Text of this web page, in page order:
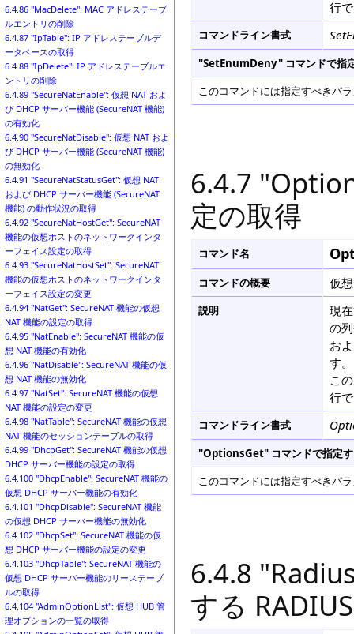
6.4.86 "MacDelete": MAC アドレステーブ
ルエントリの削除
6.4.87 "IpTable": IP アドレステーブルデ
ータベースの取得
6.4.88 "IpDelete": IP アドレステーブルエ
ントリの削除
6.4.89 "SecureNatEnable": 仮想 NAT およ
び DHCP サーバー機能 (SecureNAT 機能)
の有効化
6.4.90 "SecureNatDisable": 仮想 NAT およ
び DHCP サーバー機能 (SecureNAT 機能)
の無効化
6.4.91 "SecureNatStatusGet": 仮想 NAT
および DHCP サーバー機能 (SecureNAT
機能) の動作状況の取得
6.4.92 "SecureNatHostGet": SecureNAT
機能の仮想ホストのネットワークインタ
ーフェイス設定の取得
6.4.93 "SecureNatHostSet": SecureNAT
機能の仮想ホストのネットワークインタ
ーフェイス設定の変更
6.4.94 "NatGet": SecureNAT 機能の仮想
NAT 機能の設定の取得
6.4.95 "NatEnable": SecureNAT 機能の仮
想 NAT 機能の有効化
6.4.96 "NatDisable": SecureNAT 機能の仮
想 NAT 機能の無効化
6.4.97 "NatSet": SecureNAT 機能の仮想
NAT 機能の設定の変更
6.4.98 "NatTable": SecureNAT 機能の仮想
NAT 機能のセッションテーブルの取得
6.4.99 "DhcpGet": SecureNAT 機能の仮想
DHCP サーバー機能の設定の取得
6.4.100 "DhcpEnable": SecureNAT 機能の
仮想 DHCP サーバー機能の有効化
6.4.101 "DhcpDisable": SecureNAT 機能
の仮想 DHCP サーバー機能の無効化
6.4.102 "DhcpSet": SecureNAT 機能の仮
想 DHCP サーバー機能の設定の変更
6.4.103 "DhcpTable": SecureNAT 機能の
仮想 DHCP サーバー機能のリーステーブ
ルの取得
6.4.104 "AdminOptionList": 仮想 HUB 管
理オプションの一覧の取得
行
コマンドライン書式
"SetEnumDeny" コマンドで指
このコマンドには指定すべきパ
6.4.7
定の取得
コマンド名
コマンドの概要 仮
説明
現
の
お
す。
こ
行
コマンドライン書式
"OptionsGet" コマンドで指定す
このコマンドには指定すべきパ
6.4.8
する